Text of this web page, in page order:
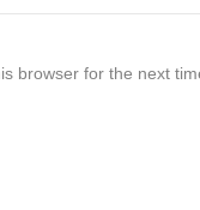
browser for the next